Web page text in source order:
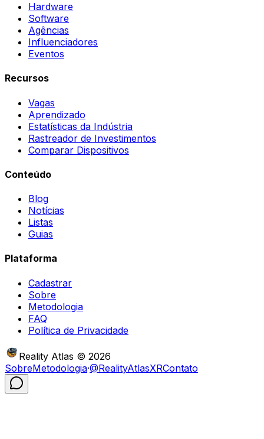
Hardware
Software
Agências
Influenciadores
Eventos
Recursos
Vagas
Aprendizado
Estatísticas da Indústria
Rastreador de Investimentos
Comparar Dispositivos
Conteúdo
Blog
Notícias
Listas
Guias
Plataforma
Cadastrar
Sobre
Metodologia
FAQ
Política de Privacidade
Reality Atlas © 2026
SobreMetodologia·@RealityAtlasXRContato